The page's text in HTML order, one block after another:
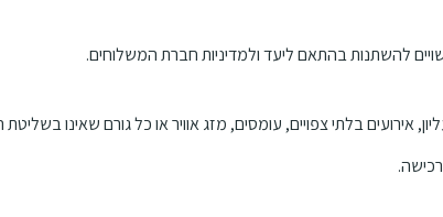
להשתנות בהתאם ליעד ולמדיניות חברת המשלוחים.
אירועים בלתי צפויים, עומסים, מזג אוויר או כל גורם שאינו